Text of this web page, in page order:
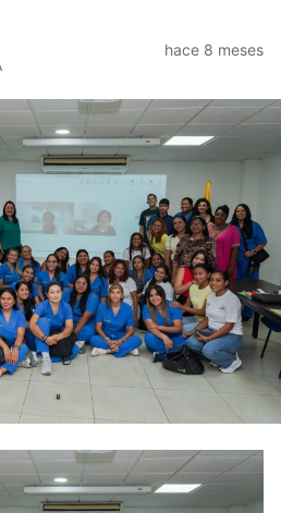
hace 8 meses